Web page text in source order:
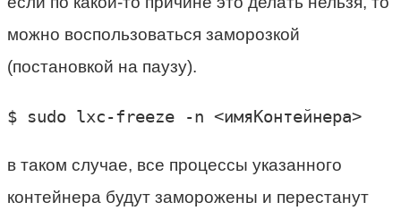
можно воспользоваться заморозкой
(постановкой на паузу).
$ sudo lxc-freeze -n <имяКонтейнера>
в таком случае, все процессы указанного
контейнера будут заморожены и перестанут